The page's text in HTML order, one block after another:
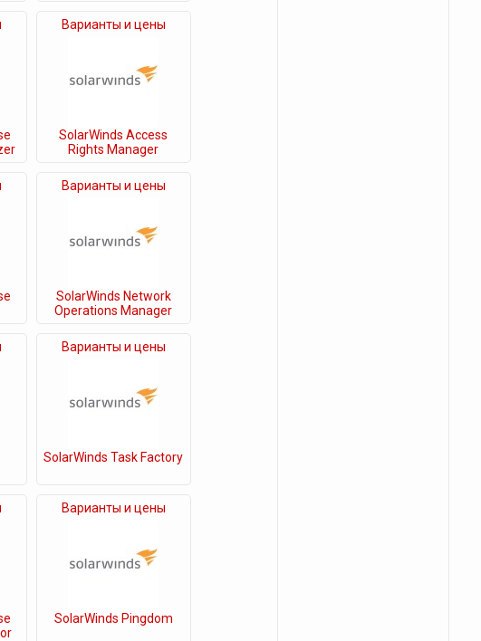
Варианты и цены
SolarWinds Access
Rights Manager
Варианты и цены
SolarWinds Network
Operations Manager
Варианты и цены
SolarWinds Task Factory
Варианты и цены
SolarWinds Pingdom